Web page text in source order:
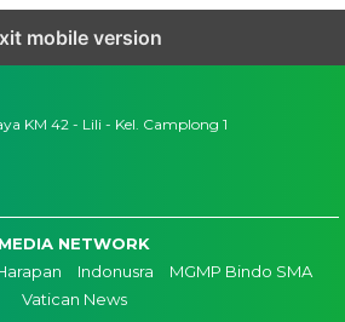
mobile version
KM 42 - Lili - Kel. Camplong 1
MEDIA NETWORK
Indonusra
MGMP Bindo SMA
Vatican News